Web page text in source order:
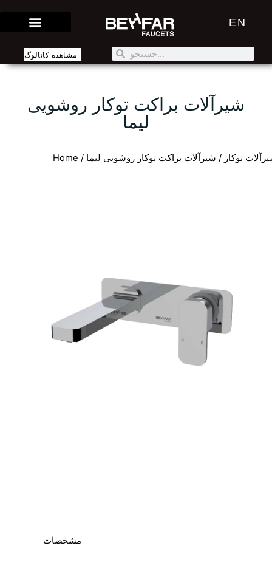
EN
مشاهده کاتالوگ
شیرآلات براکت توکار روشویی
لیما
Home / توکار / شیرآلات براکت توکار روشویی لیما
مشخصات